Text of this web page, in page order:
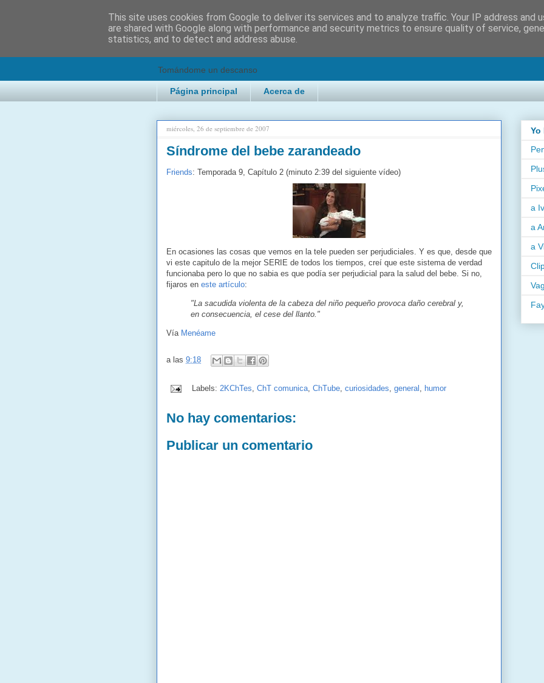
2KChTes
Tomándome un descanso
Página principal Acerca de
miércoles, 26 de septiembre de 2007
Síndrome del bebe zarandeado
Friends: Temporada 9, Capítulo 2 (minuto 2:39 del siguiente vídeo)
En ocasiones las cosas que vemos en la tele pueden ser perjudiciales. Y es que, desde que
vi este capitulo de la mejor SERIE de todos los tiempos, creí que este sistema de verdad
funcionaba pero lo que no sabia es que podía ser perjudicial para la salud del bebe. Si no,
fijaros en este artículo:
"La sacudida violenta de la cabeza del niño pequeño provoca daño cerebral y,
en consecuencia, el cese del llanto."
Vía Menéame
a las 9:18
Labels: 2KChTes ChT comunica, ChTube, curiosidades general humor
No hay comentarios:
Publicar un comentario
Yo
a
a
a
This site uses cookies from Google to deliver its services and to analyze traffic. Your IP address and
are shared with Google along with performance and security metrics to ensure quality of service,
statistics, and to detect and address abuse.